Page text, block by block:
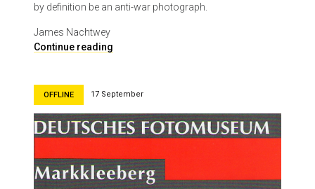
by definition be an anti-war photograph.
James Nachtwey
Continue reading
e
N
a
h
t
OFFLINE 17 September